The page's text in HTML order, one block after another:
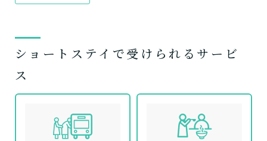
ショートステイで受けられるサービ
ス